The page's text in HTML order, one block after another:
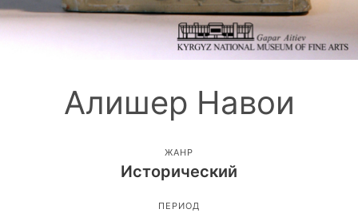
Алишер Навои
ЖАНР
Исторический
ПЕРИОД